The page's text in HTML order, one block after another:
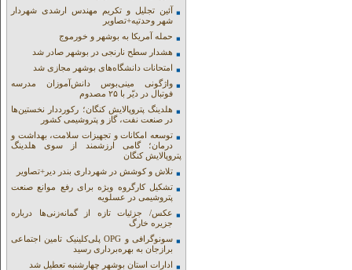
آئین تجلیل و تکریم مهندس ارشدی شهردار
شهر وحدتیه+تصاویر
حمله آمریکا به بوشهر و خورموج
هشدار سطح نارنجی در بوشهر صادر شد
امتحانات دانشگاه‌های بوشهر مجازی شد
واژگونی مینی‌بوس دانش‌آموزان مدرسه
فوتبال در دیّر با ۲۵ مصدوم
هلدینگ پتروپالایش کنگان؛ رکورددار نخستین‌ها
در صنعت نفت، گاز و پتروشیمی کشور
توسعه امکانات و تجهیزات سلامت، بهداشت و
درمان؛ گامی ارزشمند از سوی هلدینگ
پتروپالایش کنگان
تلاش و کوشش در شهرداری بندر دیر+تصاویر
تشکیل کارگروه ویژه برای رفع موانع صنعت
پتروشیمی در عسلویه
عکس/ جزئیات تازه از گمانه‌زنی‌ها درباره
جزیره خارگ
سونوگرافی و OPG پلی‌کلینیک تامین اجتماعی
برازجان به بهره‌برداری رسید
ادارات استان بوشهر چهارشنبه تعطیل شد